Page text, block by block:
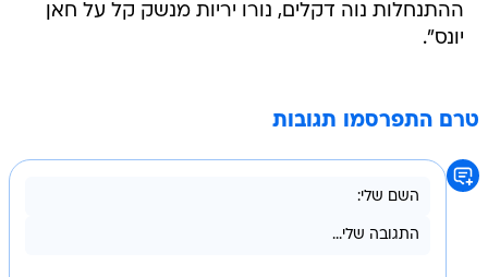
ההתנחלות נוה דקלים, נורו יריות מנשק קל על חאן
יונס".
טרם התפרסמו תגובות